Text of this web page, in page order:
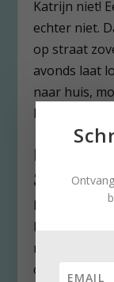
Katrijn niet!
echter niet.
op straat
avonds laat
naar huis,
blijven nog
geen act
Bij het
het einde
mitrailleurs.
opgevoerd,